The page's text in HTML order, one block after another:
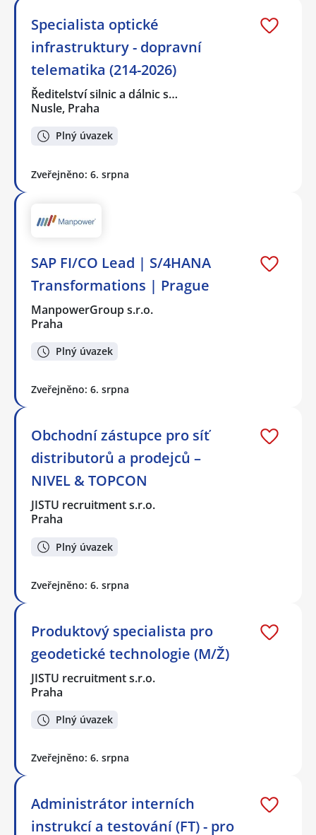
Specialista optické
infrastruktury - dopravní
telematika (214-2026)
Ředitelství silnic a dálnic s…
Nusle, Praha
Plný úvazek
Zveřejněno: 6. srpna
SAP FI/CO Lead | S/4HANA
Transformations | Prague
ManpowerGroup s.r.o.
Praha
Plný úvazek
Zveřejněno: 6. srpna
Obchodní zástupce pro síť
distributorů a prodejců –
NIVEL & TOPCON
JISTU recruitment s.r.o.
Praha
Plný úvazek
Zveřejněno: 6. srpna
Produktový specialista pro
geodetické technologie (M/Ž)
JISTU recruitment s.r.o.
Praha
Plný úvazek
Zveřejněno: 6. srpna
Administrátor interních
instrukcí a testování (FT) - pro